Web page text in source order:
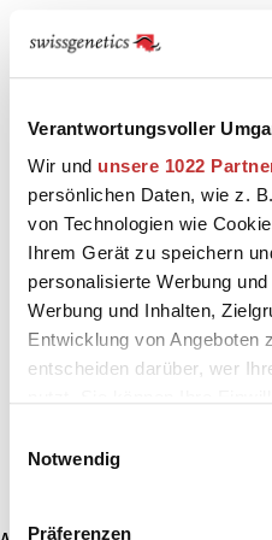
Verantwortungsvoller
Wir und unsere 1022
persönlichen Daten, wie z.
von Technologien wie
Ihrem Gerät zu speichern
personalisierte Werbung
Werbung und Inhalten,
Entwicklung von Angeboten
entscheiden darüber, wer
Trigger Symbol ändern oder
Notwendig
Präferenzen